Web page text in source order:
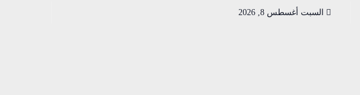
السبت أغسطس 8, 2026